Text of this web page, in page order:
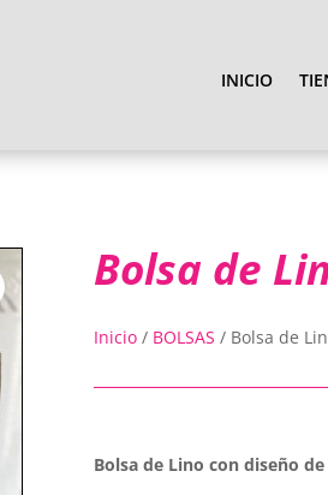
INICIO
Bolsa de
Inicio / BOLSAS / Bolsa de
Bolsa de Lino con diseño